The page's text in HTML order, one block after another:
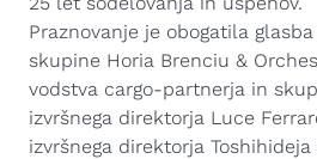
Praznovanje je obogatila
skupine Horia Brenciu &
vodstva cargo-partnerja in
izvršnega direktorja Luce
izvršnega direktorja